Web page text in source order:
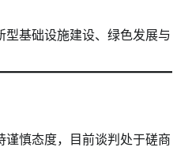
基础设施建设、绿色发展与
慎态度，目前谈判处于磋商